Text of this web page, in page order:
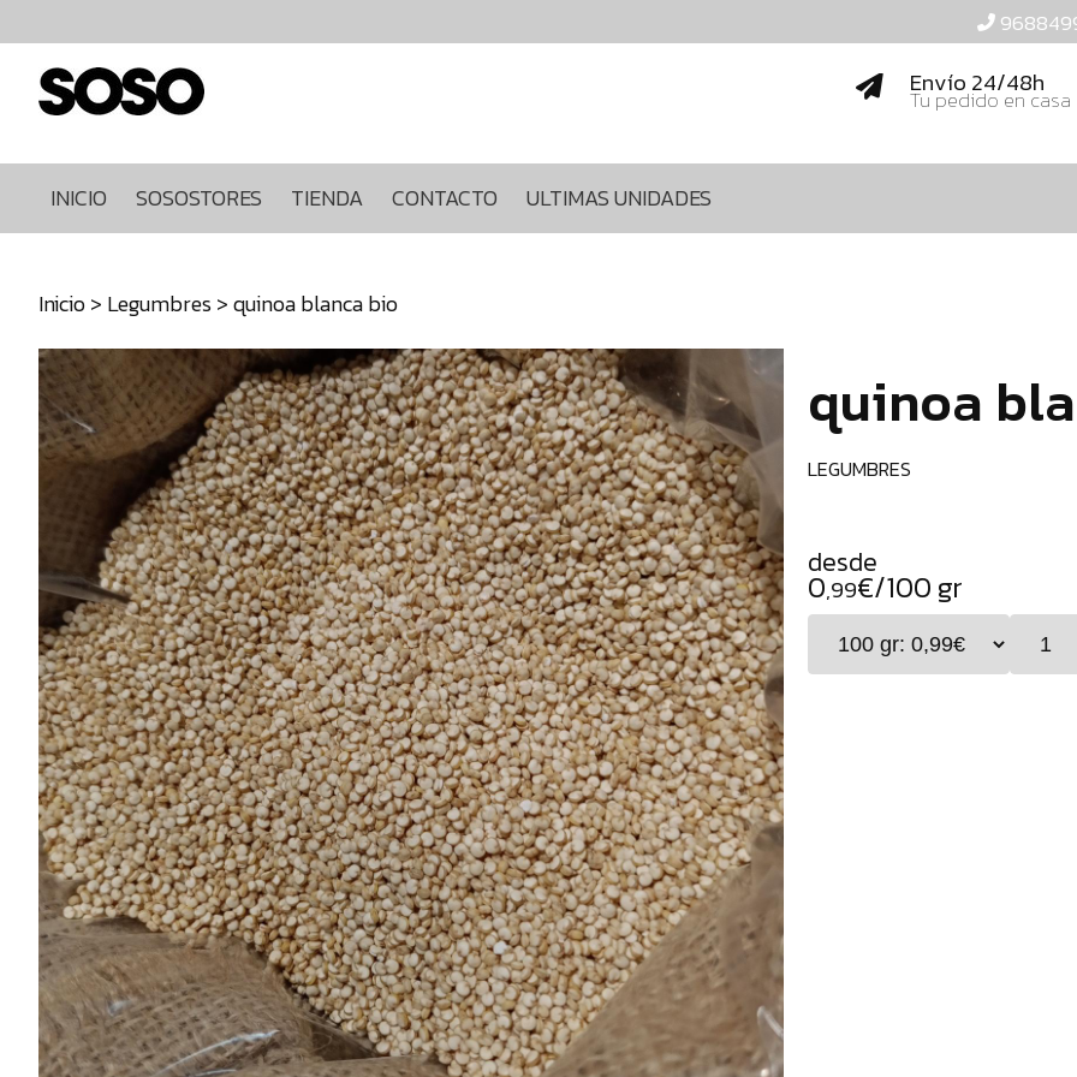
Envío 24/48h
Tu pedido en casa
INICIO SOSOSTORES TIENDA CONTACTO ULTIMAS UNIDADES
Inicio
Sosostores
Contacto
Ultimas
640271930
info@sosostores.com
Tienda
Chocolates
especiales
Especias
Tés
Cafés
General
Top
Ventas
Infusiones
Legumbres
Inicio> Legumbres> quinoa blanca bio
quinoa
LEGUMBRES
desde
0,99€/100 gr